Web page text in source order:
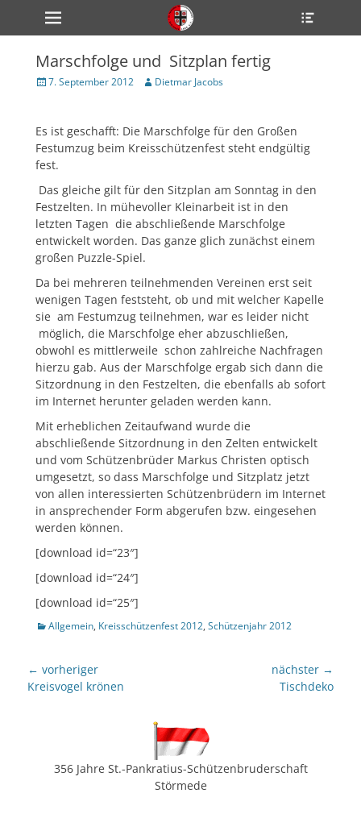
zum
Inhalt
Primärmenü
Marschfolge und Sitzplan fertig
Veröffentlicht
7. September 2012 Author
Dietmar Jacobs
Es ist geschafft: Die Marschfolge für den Großen
Festumzug beim Kreisschützenfest steht endgültig
fest.
Das gleiche gilt für den Sitzplan am Sonntag in den
Festzelten. In mühevoller Kleinarbeit ist in den
letzten Tagen die abschließende Marschfolge
entwickelt worden. Das ganze glich zunächst einem
großen Puzzle-Spiel.
Da bei mehreren teilnehmenden Vereinen erst seit
wenigen Tagen feststeht, ob und mit welcher Kapelle
sie am Festumzug teilnehmen, war es leider nicht
möglich, die Marschfolge eher abzuschließen,
obwohl es mittlerweile schon zahlreiche Nachfragen
hierzu gab. Aus der Marschfolge ergab sich dann die
Sitzordnung in den Festzelten, die ebenfalls ab sofort
im Internet herunter geladen werden kann.
Mit erheblichen Zeitaufwand wurde die
abschließende Sitzordnung in den Zelten entwickelt
und vom Schützenbrüder Markus Christen optisch
umgesetzt, so dass Marschfolge und Sitzplatz jetzt
von allen interessierten Schützenbrüdern im Internet
in ansprechender Form abgerufen bzw. eingesehen
werden können.
[download id=“23″]
[download id=“24″]
[download id=“25″]
Kategorien
Allgemein, Kreisschützenfest 2012, Schützenjahr 2012
Beitragsnavigation
← vorheriger
Vorheriger
Kreisvogel krönen
nächster →
Tischdeko
356 Jahre St.-Pankratius-Schützenbruderschaft
Störmede